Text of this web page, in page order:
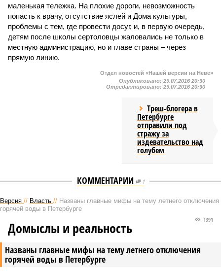
маленькая тележка. На плохие дороги, невозможность
попасть к врачу, отсутствие яслей и Дома культуры,
проблемы с тем, где провести досуг, и, в первую очередь,
детям после школы сертоловцы жаловались не только в
местную администрацию, но и главе страны – через
прямую линию.
Отдел новостей «Нашей версии на Неве»
Опубликовано: 29.07.2016 20:30
Отредактировано: 29.07.2016 20:30
Треш-блогера в
Петербурге
отправили под
стражу за
издевательство над
голубем
КОММЕНТАРИИ 1
Версия // Власть // Названы главные мифы на тему летнего отключения
горячей воды в Петербурге
Названы главные мифы на тему летнего отключения
горячей воды в Петербурге
1391
Домыслы и реальность